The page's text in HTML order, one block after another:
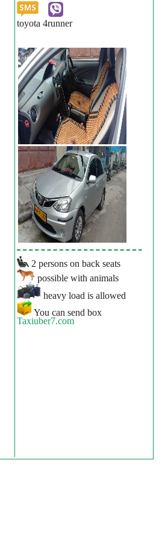
toyota 4runner
2 persons on back seats
possible with animals
heavy load is allowed
You can send box
Taxiuber7.com